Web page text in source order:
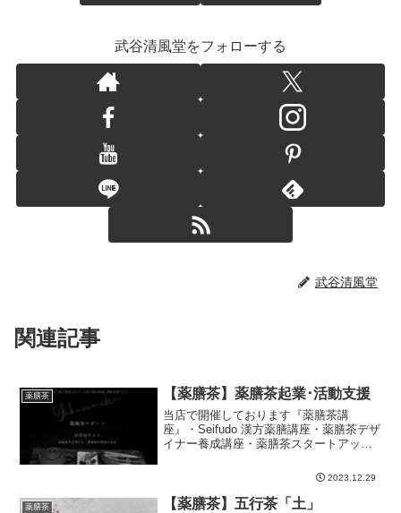
武谷清風堂をフォローする
武谷清風堂
関連記事
薬膳茶 【薬膳茶】薬膳茶起業･活動支援
当店で開催しております『薬膳茶講
座』・Seifudo 漢方薬膳講座・薬膳茶デザ
イナー養成講座・薬膳茶スタートアップ
起業を目指されている方、起業されてい
設いたします。当店...
2023.12.29
薬膳茶 【薬膳茶】五行茶「土」